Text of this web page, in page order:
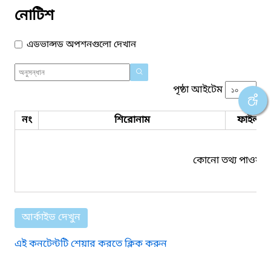
নোটিশ
এডভান্সড অপশনগুলো দেখান
পৃষ্ঠা আইটেম
নং শিরোনাম ফাইল
কোনো তথ্য পাওয়া
আর্কাইভ দেখুন
এই কনটেন্টটি শেয়ার করতে ক্লিক করুন